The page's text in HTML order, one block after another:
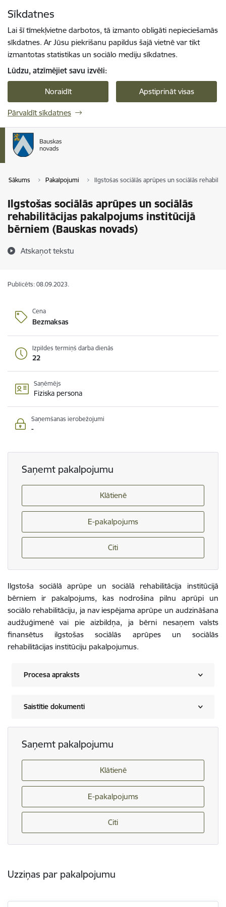
Sīkdatnes
Lai šī tīmekļvietne darbotos, tā izmanto obligāti nepieciešamās
sīkdatnes. Ar Jūsu piekrišanu papildus šajā vietnē var tikt
izmantotas statistikas un sociālo mediju sīkdatnes.
Lūdzu, atzīmējiet savu izvēli:
Noraidīt Apstiprināt visas
Pārvaldīt sīkdatnes
Sākums Pakalpojumi Ilgstošas sociālās aprūpes un sociālās
Ilgstošas sociālās aprūpes un sociālās
rehabilitācijas pakalpojums institūcijā
bērniem (Bauskas novads)
Atskaņot tekstu
Publicēts: 08.09.2023.
Cena
Bezmaksas
Izpildes termiņš darba dienās
22
Saņēmējs
Fiziska persona
Saņemšanas ierobežojumi
-
Saņemt pakalpojumu
Klātienē
E-pakalpojums
Citi
Ilgstoša sociālā aprūpe un sociālā rehabilitācija institūcijā
bērniem ir pakalpojums, kas nodrošina pilnu aprūpi un
sociālo rehabilitāciju, ja nav iespējama aprūpe un audzināšana
audžuģimenē vai pie aizbildņa, ja bērni nesaņem valsts
finansētus ilgstošas sociālās aprūpes un sociālās
rehabilitācijas institūciju pakalpojumus.
Procesa apraksts
Saistītie dokumenti
Saņemt pakalpojumu
Klātienē
E-pakalpojums
Citi
Uzziņas par pakalpojumu